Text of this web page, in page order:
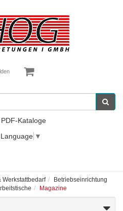
Kataloge
▼
Werkstattbedarf
Betriebseinrichtung
Magazine